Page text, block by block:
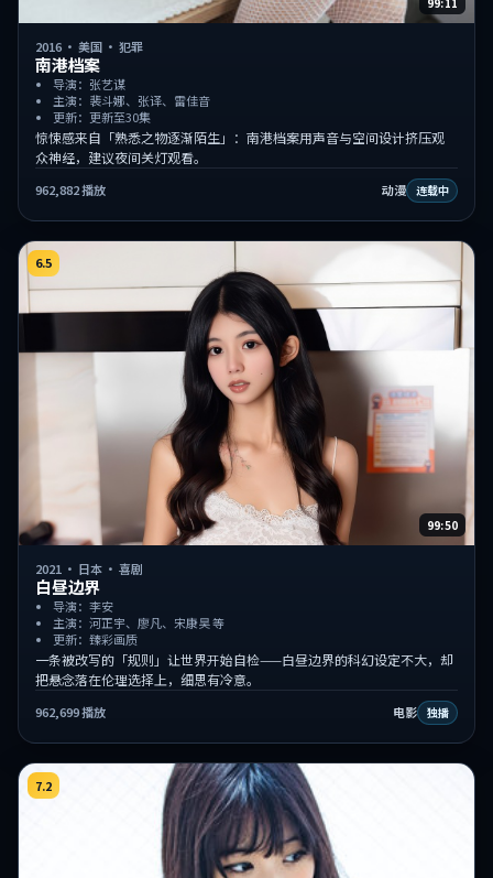
2016 ·美国 ·犯罪
南港档案
导演：张艺谋
主演：裴斗娜、张译、雷佳音
更新：更新至30集
惊悚感来自「熟悉之物逐渐陌生」：南港档案用声音与空间设计挤压观
众神经，建议夜间关灯观看。
962,882播放 动漫 连载中
99:50
6.5
2021 · 日本 ·喜剧
白昼边界
导演：李安
主演：河正宇、廖凡、宋康昊 等
更新：臻彩画质
一条被改写的「规则」让世界开始自检——白昼边界的科幻设定不大，却
把悬念落在伦理选择上，细思有冷意。
962,699播放 电影 独播
7.2